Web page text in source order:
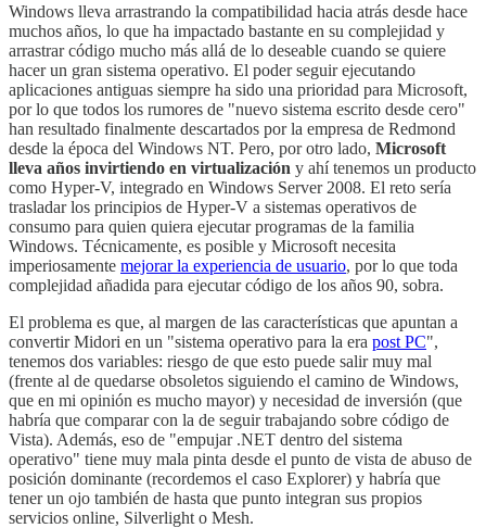
Windows lleva arrastrando la compatibilidad hacia atrás desde hace
muchos años, lo que ha impactado bastante en su complejidad y
arrastrar código mucho más allá de lo deseable cuando se quiere
hacer un gran sistema operativo. El poder seguir ejecutando
aplicaciones antiguas siempre ha sido una prioridad para Microsoft,
por lo que todos los rumores de "nuevo sistema escrito desde cero"
han resultado finalmente descartados por la empresa de Redmond
desde la época del Windows NT. Pero, por otro lado, Microsoft
lleva años invirtiendo en virtualización y ahí tenemos un producto
como Hyper-V, integrado en Windows Server 2008. El reto sería
trasladar los principios de Hyper-V a sistemas operativos de
consumo para quien quiera ejecutar programas de la familia
Windows. Técnicamente, es posible y Microsoft necesita
imperiosamente mejorar la experiencia de usuario, por lo que toda
complejidad añadida para ejecutar código de los años 90, sobra.
El problema es que, al margen de las características que apuntan a
convertir Midori en un "sistema operativo para la era post PC",
tenemos dos variables: riesgo de que esto puede salir muy mal
(frente al de quedarse obsoletos siguiendo el camino de Windows,
que en mi opinión es mucho mayor) y necesidad de inversión (que
habría que comparar con la de seguir trabajando sobre código de
Vista). Además, eso de "empujar .NET dentro del sistema
operativo" tiene muy mala pinta desde el punto de vista de abuso de
posición dominante (recordemos el caso Explorer) y habría que
tener un ojo también de hasta que punto integran sus propios
servicios online, Silverlight o Mesh.